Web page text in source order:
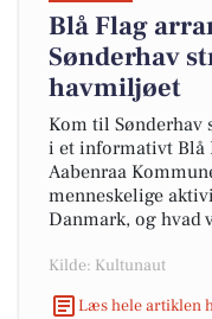
Blå Flag
Sønderhav
havmiljøet
Kom til Sønderhav
i et informativt Blå
Aabenraa
menneskelige
Danmark, og hvad
Kilde: Kultunaut
Læs hele artiklen